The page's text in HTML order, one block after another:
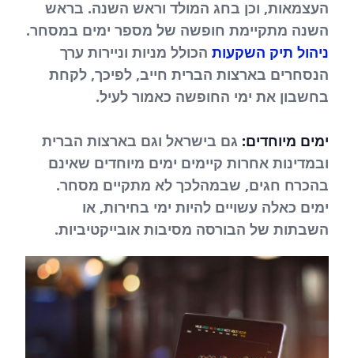
העצמאות, וכן בחג המולד וראש השנה. בראש
השנה מתקיימת חופשה של מספר ימים במסחר.
ניהול תיק השקעות הכולל מניות וניירות ערך
הנסחרים בארצות הברית חייב, לפיכך, לקחת
בחשבון את ימי החופשה כאמור לעיל.
ימים מיוחדים: גם בישראל וגם בארצות הברית
ובמדינות אחרות קיימים ימים מיוחדים שאינם
בהכרח חגים, שבמהלכך לא מתקיים מסחר.
ימים כאלה עשויים להיות ימי בחירות, או
השבתות של הבורסה מסיבות אובייקטיביות.